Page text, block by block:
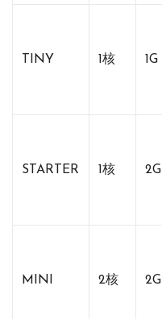
TINY 1核 1G
STARTER 1核 2G
MINI 2核 2G